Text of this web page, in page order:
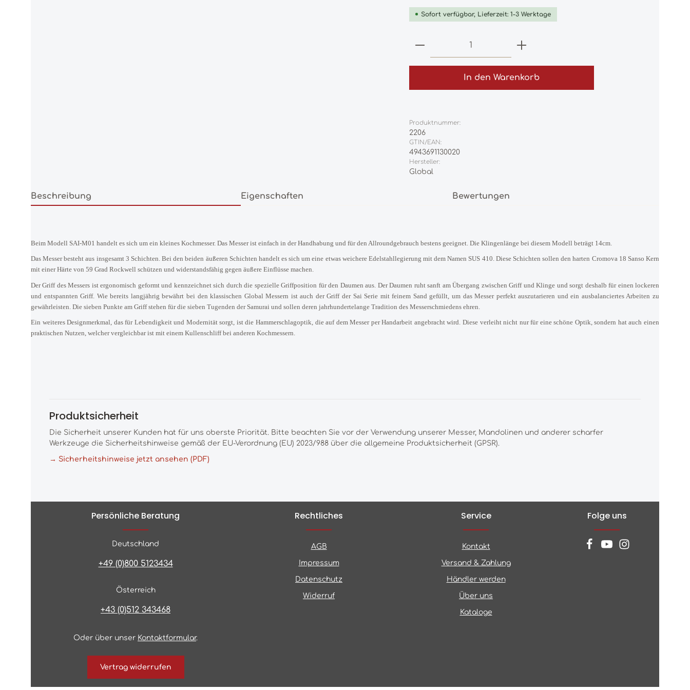
Sofort verfügbar, Lieferzeit: 1-3 Werktage
Produkt Anzahl: Gib den gewünschten
In den Warenkorb
Produktnummer:
2206
GTIN/EAN:
4943691130020
Hersteller:
Global
Beschreibung Eigenschaften Bewertungen
Beim Modell SAI-M01 handelt es sich um ein kleines Kochmesser. Das Messer ist einfach in der Handhabung und für den Allroundgebrauch bestens geeignet. Die Klingenlänge bei diesem Modell beträgt 14cm.
Das Messer besteht aus insgesamt 3 Schichten. Bei den beiden äußeren Schichten handelt es sich um eine etwas weichere Edelstahllegierung mit dem Namen SUS 410. Diese Schichten sollen den harten Cromova 18 Sanso Kern
mit einer Härte von 59 Grad Rockwell schützen und widerstandsfähig gegen äußere Einflüsse machen.
Der Griff des Messers ist ergonomisch geformt und kennzeichnet sich durch die spezielle Griffposition für den Daumen aus. Der Daumen ruht sanft am Übergang zwischen Griff und Klinge und sorgt deshalb für einen lockeren
und entspannten Griff. Wie bereits langjährig bewährt bei den klassischen Global Messern ist auch der Griff der Sai Serie mit feinem Sand gefüllt, um das Messer perfekt auszutarieren und ein ausbalanciertes Arbeiten zu
gewährleisten. Die sieben Punkte am Griff stehen für die sieben Tugenden der Samurai und sollen deren jahrhundertelange Tradition des Messerschmiedens ehren.
Ein weiteres Designmerkmal, das für Lebendigkeit und Modernität sorgt, ist die Hammerschlagoptik, die auf dem Messer per Handarbeit angebracht wird. Diese verleiht nicht nur für eine schöne Optik, sondern hat auch einen
praktischen Nutzen, welcher vergleichbar ist mit einem Kullenschliff bei anderen Kochmessern.
Produktsicherheit
Die Sicherheit unserer Kunden hat für uns oberste Priorität. Bitte beachten Sie vor der Verwendung unserer Messer, Mandolinen und anderer scharfer
Werkzeuge die Sicherheitshinweise gemäß der EU-Verordnung (EU) 2023/988 über die allgemeine Produktsicherheit (GPSR).
→ Sicherheitshinweise jetzt ansehen (PDF)
Persönliche Beratung
Deutschland
+49 (0)800 5123434
Österreich
+43 (0)512 343468
Oder über unser Kontaktformular.
Vertrag widerrufen
Rechtliches
AGB
Impressum
Datenschutz
Widerruf
Service
Kontakt
Versand & Zahlung
Händler werden
Über uns
Kataloge
Folge uns